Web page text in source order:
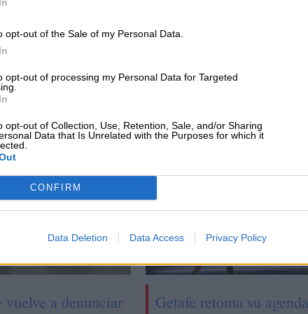
opt-out of the Sale of my Personal Data.
opt-out of processing my Personal Data for Targeted
opt-out of Collection, Use, Retention, Sale, and/or Sharing
Data that Is Unrelated with the Purposes for which it
CONFIRM
Data Deletion Data Access Privacy Policy
Alcaldes socialistas madrileños
construir el nuevo proyecto del PSOE en
vuelve a denunciar
Getafe retoma su agenda